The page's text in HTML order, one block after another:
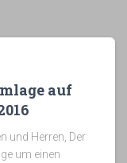
auf
und Herren, Der
um einen